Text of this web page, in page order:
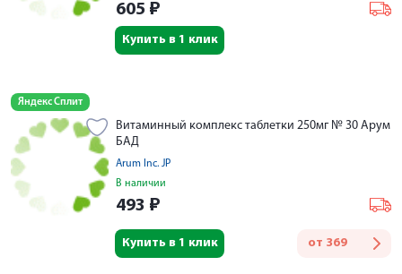
605 ₽
Купить в 1 клик
Яндекс Сплит
Витаминный комплекс таблетки 250мг № 30 Арум
БАД
Arum Inc. JP
В наличии
493 ₽
от 369
Купить в 1 клик